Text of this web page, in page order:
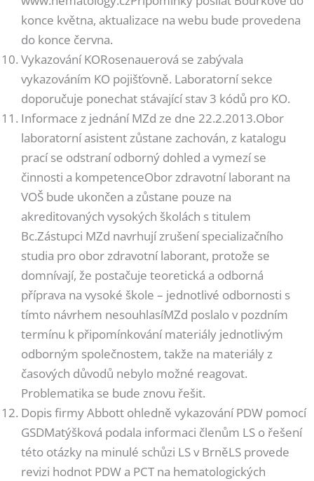
konce května, aktualizace na webu bude provedena
do konce června.
Vykazování KORosenauerová se zabývala
vykazováním KO pojišťovně. Laboratorní sekce
doporučuje ponechat stávající stav 3 kódů pro KO.
Informace z jednání MZd ze dne 22.2.2013.Obor
laboratorní asistent zůstane zachován, z katalogu
prací se odstraní odborný dohled a vymezí se
činnosti a kompetenceObor zdravotní laborant na
VOŠ bude ukončen a zůstane pouze na
akreditovaných vysokých školách s titulem
Bc.Zástupci MZd navrhují zrušení specializačního
studia pro obor zdravotní laborant, protože se
domnívají, že postačuje teoretická a odborná
příprava na vysoké škole – jednotlivé odbornosti s
tímto návrhem nesouhlasíMZd poslalo v pozdním
termínu k připomínkování materiály jednotlivým
odborným společnostem, takže na materiály z
časových důvodů nebylo možné reagovat.
Problematika se bude znovu řešit.
Dopis firmy Abbott ohledně vykazování PDW pomocí
GSDMatýšková podala informaci členům LS o řešení
této otázky na minulé schůzi LS v BrněLS provede
revizi hodnot PDW a PCT na hematologických